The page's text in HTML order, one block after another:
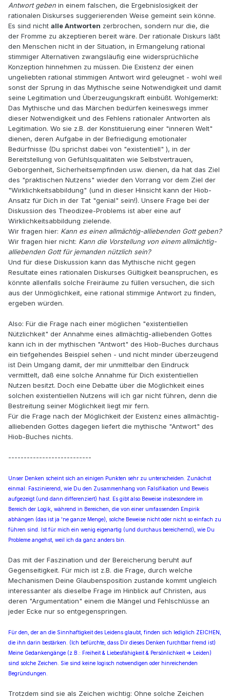
Antwort geben in einem falschen, die Ergebnislosigkeit der
rationalen Diskurses suggerierenden Weise gemeint sein könne.
Es sind nicht alle Antworten zerbrochen, sondern nur die, die
der Fromme zu akzeptieren bereit wäre. Der rationale Diskurs läßt
den Menschen nicht in der Situation, in Ermangelung rational
stimmiger Alternativen zwangsläufig eine widersprüchliche
Konzeption hinnehmen zu müssen. Die Existenz der einen
ungeliebten rational stimmigen Antwort wird geleugnet - wohl weil
sonst der Sprung in das Mythische seine Notwendigkeit und damit
seine Legitimation und Überzeugungskraft einbüßt. Wohlgemerkt:
Das Mythische und das Märchen bedürfen keineswegs immer
dieser Notwendigkeit und des Fehlens rationaler Antworten als
Legitimation. Wo sie z.B. der Konstituierung einer "inneren Welt"
dienen, deren Aufgabe in der Befriedigung emotionaler
Bedürfnisse (Du sprichst dabei von "existentiell" ), in der
Bereitstellung von Gefühlsqualitäten wie Selbstvertrauen,
Geborgenheit, Sicherheitsempfinden usw. dienen, da hat das Ziel
des "praktischen Nutzens" wieder den Vorrang vor dem Ziel der
"Wirklichkeitsabbildung" (und in dieser Hinsicht kann der Hiob-
Ansatz für Dich in der Tat "genial" sein!). Unsere Frage bei der
Diskussion des Theodizee-Problems ist aber eine auf
Wirklichkeitsabbildung zielende.
Wir fragen hier: Kann es einen allmächtig-alliebenden Gott geben?
Wir fragen hier nicht: Kann die Vorstellung von einem allmächtig-
alliebenden Gott für jemanden nützlich sein?
Und für diese Diskussion kann das Mythische nicht gegen
Resultate eines rationalen Diskurses Gültigkeit beanspruchen, es
könnte allenfalls solche Freiräume zu füllen versuchen, die sich
aus der Unmöglichkeit, eine rational stimmige Antwort zu finden,
ergeben würden.
Also: Für die Frage nach einer möglichen "existentiellen
Nützlichkeit" der Annahme eines allmächtig-alliebenden Gottes
kann ich in der mythischen "Antwort" des Hiob-Buches durchaus
ein tiefgehendes Beispiel sehen - und nicht minder überzeugend
ist Dein Umgang damit, der mir unmittelbar den Eindruck
vermittelt, daß eine solche Annahme für Dich existentiellen
Nutzen besitzt. Doch eine Debatte über die Möglichkeit eines
solchen existentiellen Nutzens will ich gar nicht führen, denn die
Bestreitung seiner Möglichkeit liegt mir fern.
Für die Frage nach der Möglichkeit der Existenz eines allmächtig-
alliebenden Gottes dagegen liefert die mythische "Antwort" des
Hiob-Buches nichts.
---------------------------
Unser Denken scheint sich an einigen Punkten sehr zu unterscheiden. Zunächst
einmal: Faszinierend, wie Du den Zusammenhang von Falsifikation und Beweis
aufgezeigt (und dann differenziert) hast. Es gibt also Beweise insbesondere im
Bereich der Logik, während in Bereichen, die von einer umfassenden Empirik
abhängen (das ist ja 'ne ganze Menge), solche Beweise nicht oder nicht so einfach zu
führen sind. Ist für mich ein wenig eigenartig (und durchaus bereichernd), wie Du
Probleme angehst, weil ich da ganz anders bin.
Das mit der Faszination und der Bereicherung beruht auf
Gegenseitigkeit. Für mich ist z.B. die Frage, durch welche
Mechanismen Deine Glaubensposition zustande kommt ungleich
interessanter als dieselbe Frage im Hinblick auf Christen, aus
deren "Argumentation" einem die Mängel und Fehlschlüsse an
jeder Ecke nur so entgegenspringen.
Für den, der an die Sinnhaftigkeit des Leidens glaubt, finden sich lediglich ZEICHEN,
die ihn darin bestärken. (Ich befürchte, dass Dir dieses Denken furchtbar fremd ist)
Meine Gedankengänge (z.B.: Freiheit & Liebesfähigkeit & Persönlichkeit => Leiden)
sind solche Zeichen. Sie sind keine logisch notwendigen oder hinreichenden
Begründungen.
Trotzdem sind sie als Zeichen wichtig: Ohne solche Zeichen